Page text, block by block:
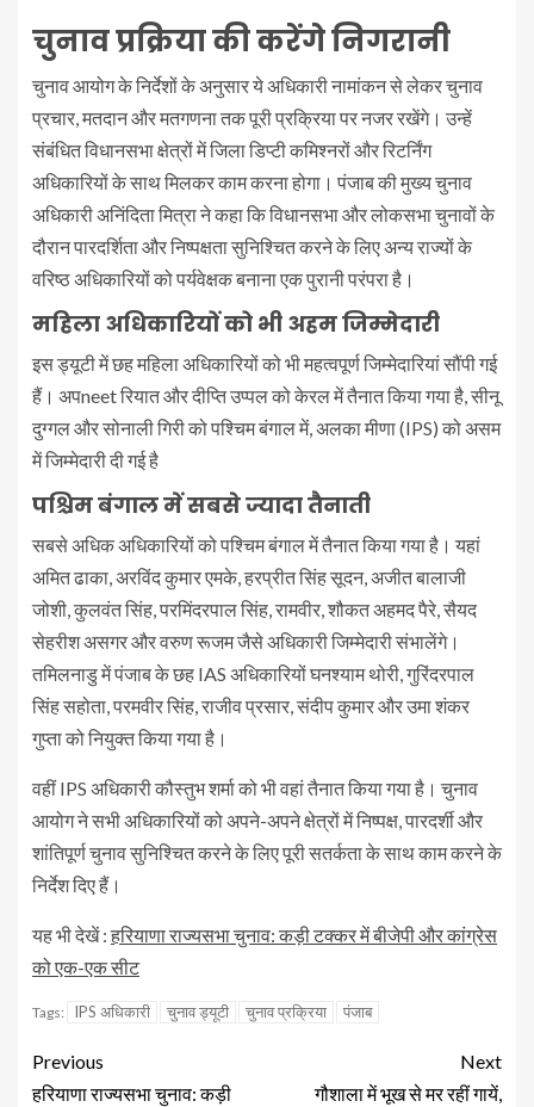
चुनाव प्रक्रिया की करेंगे निगरानी
चुनाव आयोग के निर्देशों के अनुसार ये अधिकारी नामांकन से लेकर चुनाव
प्रचार, मतदान और मतगणना तक पूरी प्रक्रिया पर नजर रखेंगे। उन्हें
संबंधित विधानसभा क्षेत्रों में जिला डिप्टी कमिश्नरों और रिटर्निंग
अधिकारियों के साथ मिलकर काम करना होगा। पंजाब की मुख्य चुनाव
अधिकारी अनिंदिता मित्रा ने कहा कि विधानसभा और लोकसभा चुनावों के
दौरान पारदर्शिता और निष्पक्षता सुनिश्चित करने के लिए अन्य राज्यों के
वरिष्ठ अधिकारियों को पर्यवेक्षक बनाना एक पुरानी परंपरा है।
महिला अधिकारियों को भी अहम जिम्मेदारी
इस ड्यूटी में छह महिला अधिकारियों को भी महत्वपूर्ण जिम्मेदारियां सौंपी गई
हैं। अपneet रियात और दीप्ति उप्पल को केरल में तैनात किया गया है, सीनू
दुग्गल और सोनाली गिरी को पश्चिम बंगाल में, अलका मीणा (IPS) को असम
में जिम्मेदारी दी गई है
पश्चिम बंगाल में सबसे ज्यादा तैनाती
सबसे अधिक अधिकारियों को पश्चिम बंगाल में तैनात किया गया है। यहां
अमित ढाका, अरविंद कुमार एमके, हरप्रीत सिंह सूदन, अजीत बालाजी
जोशी, कुलवंत सिंह, परमिंदरपाल सिंह, रामवीर, शौकत अहमद पैरे, सैयद
सेहरीश असगर और वरुण रूजम जैसे अधिकारी जिम्मेदारी संभालेंगे।
तमिलनाडु में पंजाब के छह IAS अधिकारियों घनश्याम थोरी, गुरिंदरपाल
सिंह सहोता, परमवीर सिंह, राजीव प्रसार, संदीप कुमार और उमा शंकर
गुप्ता को नियुक्त किया गया है।
वहीं IPS अधिकारी कौस्तुभ शर्मा को भी वहां तैनात किया गया है। चुनाव
आयोग ने सभी अधिकारियों को अपने-अपने क्षेत्रों में निष्पक्ष, पारदर्शी और
शांतिपूर्ण चुनाव सुनिश्चित करने के लिए पूरी सतर्कता के साथ काम करने के
निर्देश दिए हैं।
यह भी देखें :हरियाणा राज्यसभा चुनाव: कड़ी टक्कर में बीजेपी और कांग्रेस
को एक-एक सीट
Tags: IPS अधिकारी चुनाव ड्यूटी चुनाव प्रक्रिया पंजाब
Previous
हरियाणा राज्यसभा चुनाव: कड़ी
Next
गौशाला में भूख से मर रहीं गायें,